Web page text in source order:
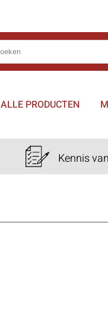
ALLE PRODUCTEN
Kennis